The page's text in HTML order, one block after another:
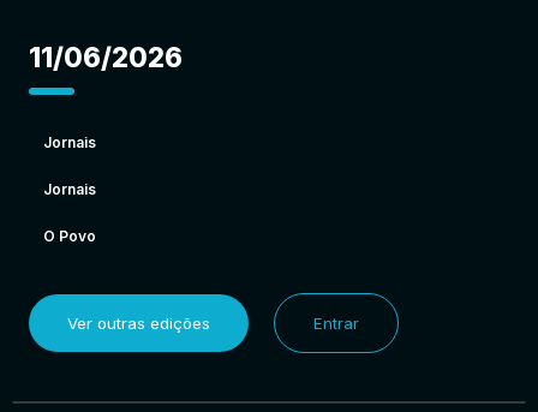
11/06/2026
Jornais
Jornais
O Povo
Ver outras edições Entrar